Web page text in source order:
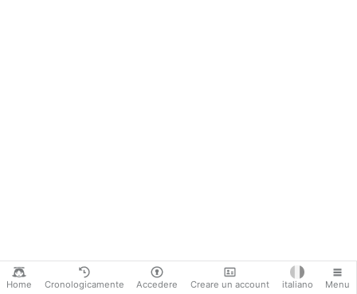
Home Cronologicamente Accedere Creare un account italiano Menu